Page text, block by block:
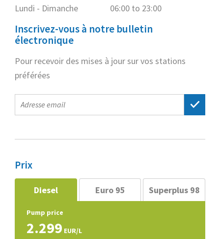
Lundi - Dimanche 06:00 to 23:00
Inscrivez-vous à notre bulletin
électronique
Pour recevoir des mises à jour sur vos stations
préférées
E-
mail
Prix
Diesel Euro 95 Superplus 98
Pump price
2.299 EUR/L